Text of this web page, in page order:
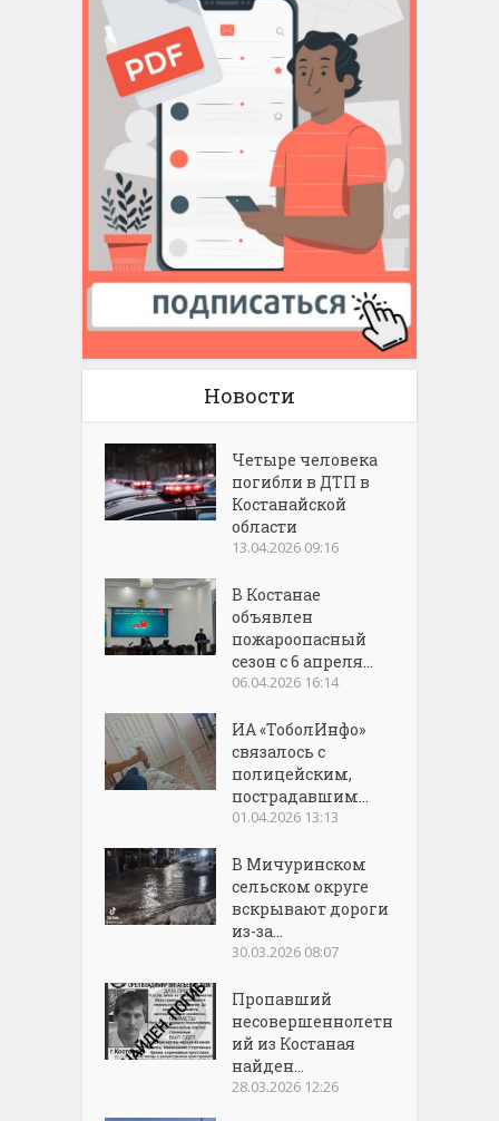
Новости
Четыре человека
погибли в ДТП в
Костанайской
области
13.04.2026 09:16
В Костанае
объявлен
пожароопасный
сезон с 6 апреля...
06.04.2026 16:14
ИА «ТоболИнфо»
связалось с
полицейским,
пострадавшим...
01.04.2026 13:13
В Мичуринском
сельском округе
вскрывают дороги
из-за...
30.03.2026 08:07
Пропавший
несовершеннолетн
ий из Костаная
найден...
28.03.2026 12:26